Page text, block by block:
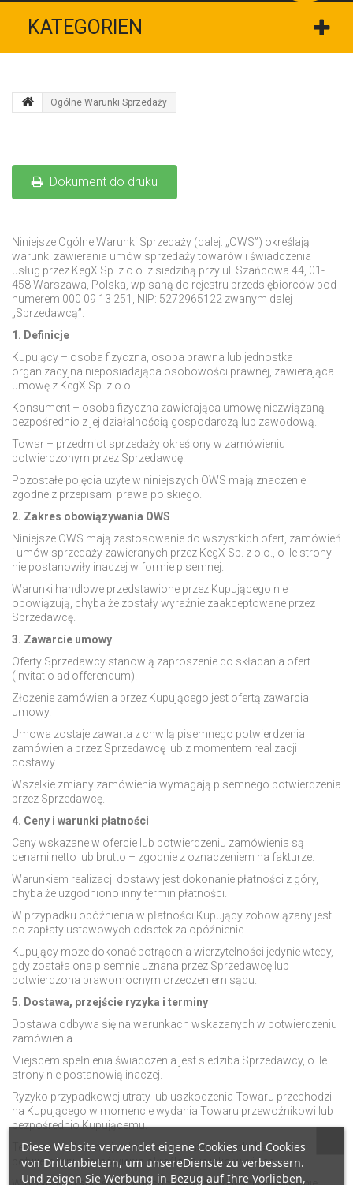
KATEGORIEN
Ogólne Warunki Sprzedaży
Dokument do druku
Niniejsze Ogólne Warunki Sprzedaży (dalej: „OWS”) określają
warunki zawierania umów sprzedaży towarów i świadczenia
usług przez KegX Sp. z o.o. z siedzibą przy ul. Szańcowa 44, 01-
458 Warszawa, Polska, wpisaną do rejestru przedsiębiorców pod
numerem 000 09 13 251, NIP: 5272965122 zwanym dalej
„Sprzedawcą”
1. Definicje
Kupujący – osoba fizyczna, osoba prawna lub jednostka
organizacyjna nieposiadająca osobowości prawnej, zawierająca
umowę z KegX Sp. z o.o.
Konsument – osoba fizyczna zawierająca umowę niezwiązaną
bezpośrednio z jej działalnością gospodarczą lub zawodową.
Towar – przedmiot sprzedaży określony w zamówieniu
potwierdzonym przez Sprzedawcę.
Pozostałe pojęcia użyte w niniejszych OWS mają znaczenie
zgodne z przepisami prawa polskiego.
2. Zakres obowiązywania OWS
Niniejsze OWS mają zastosowanie do wszystkich ofert, zamówień
i umów sprzedaży zawieranych przez KegX Sp. z o.o., o ile strony
nie postanowiły inaczej w formie pisemnej.
Warunki handlowe przedstawione przez Kupującego nie
obowiązują, chyba że zostały wyraźnie zaakceptowane przez
Sprzedawcę.
3. Zawarcie umowy
Oferty Sprzedawcy stanowią zaproszenie do składania ofert
(invitatio ad offerendum).
Złożenie zamówienia przez Kupującego jest ofertą zawarcia
umowy.
Umowa zostaje zawarta z chwilą pisemnego potwierdzenia
zamówienia przez Sprzedawcę lub z momentem realizacji
dostawy.
Wszelkie zmiany zamówienia wymagają pisemnego potwierdzenia
przez Sprzedawcę.
4. Ceny i warunki płatności
Ceny wskazane w ofercie lub potwierdzeniu zamówienia są
cenami netto lub brutto – zgodnie z oznaczeniem na fakturze.
Warunkiem realizacji dostawy jest dokonanie płatności z góry,
chyba że uzgodniono inny termin płatności.
W przypadku opóźnienia w płatności Kupujący zobowiązany jest
do zapłaty ustawowych odsetek za opóźnienie.
Kupujący może dokonać potrącenia wierzytelności jedynie wtedy,
gdy została ona pisemnie uznana przez Sprzedawcę lub
potwierdzona prawomocnym orzeczeniem sądu.
5. Dostawa, przejście ryzyka i terminy
Dostawa odbywa się na warunkach wskazanych w potwierdzeniu
zamówienia.
Miejscem spełnienia świadczenia jest siedziba Sprzedawcy, o ile
strony nie postanowią inaczej.
Ryzyko przypadkowej utraty lub uszkodzenia Towaru przechodzi
na Kupującego w momencie wydania Towaru przewoźnikowi lub
bezpośrednio Kupującemu.
Terminy dostaw mają charakter orientacyjny, chyba że w
potwierdzeniu zamówienia określono je jako wiążące.
Diese Website verwendet eigene Cookies und Cookies
von Drittanbietern, um unsereDienste zu verbessern.
Und zeigen Sie Werbung in Bezug auf Ihre Vorlieben,